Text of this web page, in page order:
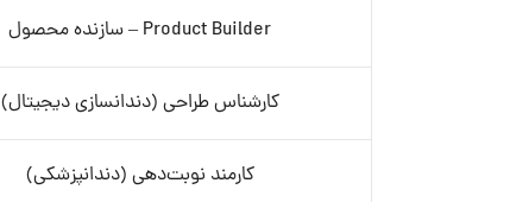
Product Builder – سازنده محصول
کارشناس طراحی (دندانسازی دیجیتال)
کارمند نوبت‌دهی (دندانپزشکی)